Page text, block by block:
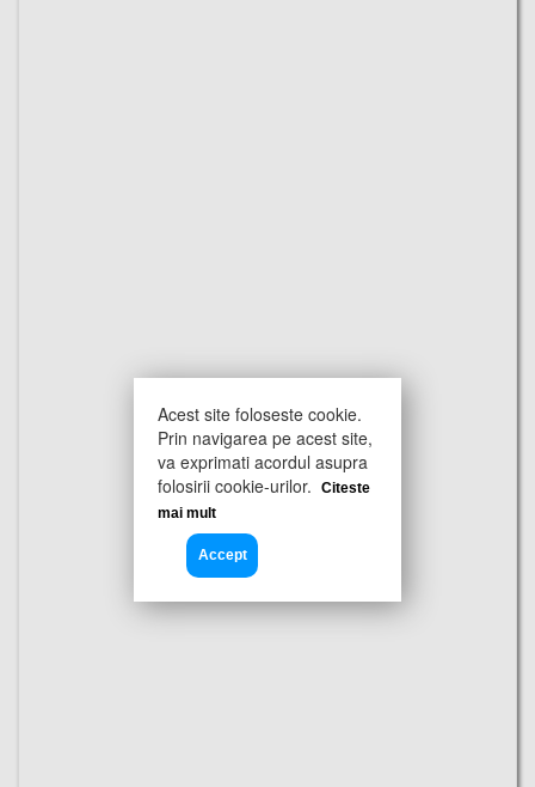
Acest site foloseste cookie.
Prin navigarea pe acest site,
va exprimati acordul asupra
folosirii cookie-urilor.
Citeste
mai mult
Accept